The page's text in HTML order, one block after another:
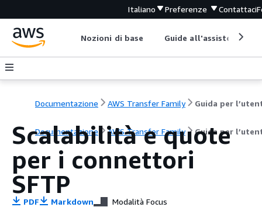
Italiano Preferenze Contattaci
Nozioni di base Guide all'assistenza
Documentazione AWS Transfer Family Guida per
Documentazione AWS Transfer Family Guida per
Scalabilità e quote
per i connettori
SFTP
PDF Markdown Modalità Focus